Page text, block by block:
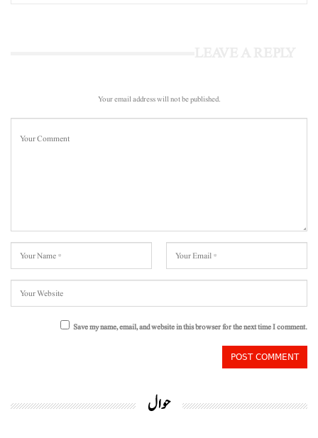
Your email address will not be published.
Save my name, email, and website in this browser for the next time I comment.
حوال